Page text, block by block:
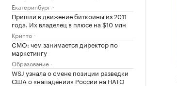
Екатеринбург
Пришли в движение биткоины из 2011
года. Их владелец в плюсе на $10 млн
Крипто
CMO: чем занимается директор по
маркетингу
Образование
WSJ узнала о смене позиции разведки
США о «нападении» России на НАТО